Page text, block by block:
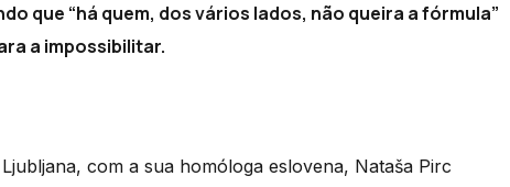
que “há quem, dos vários lados, não queira a fórmula”
a impossibilitar.
com a sua homóloga eslovena, Nataša Pirc